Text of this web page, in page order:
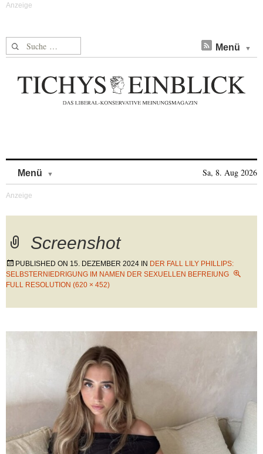
Suche nach: Menü
Menü Sa, 8. Aug 2026
Screenshot
PUBLISHED ON 15. DEZEMBER 2024 IN DER FALL LILY PHILLIPS:
SELBSTERNIEDRIGUNG IM NAMEN DER SEXUELLEN BEFREIUNG
FULL RESOLUTION (620 × 452)